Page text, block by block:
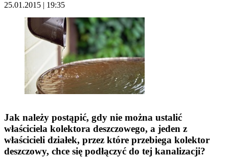
25.01.2015 | 19:35
Jak należy postąpić, gdy nie można ustalić
właściciela kolektora deszczowego, a jeden z
właścicieli działek, przez które przebiega kolektor
deszczowy, chce się podłączyć do tej kanalizacji?